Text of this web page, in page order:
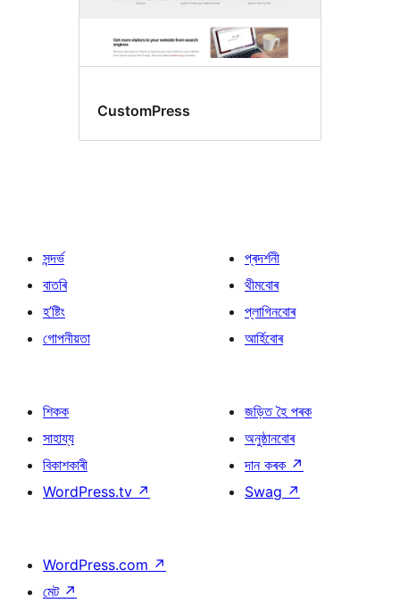
CustomPress
সন্দৰ্ভ
বাতৰি
হ’ষ্টিং
গোপনীয়তা
প্ৰদৰ্শনী
থীমবোৰ
প্লাগিনবোৰ
আৰ্হিবোৰ
শিকক
সাহায্য
বিকাশকাৰী
WordPress.tv ↗
জড়িত হৈ পৰক
অনুষ্ঠানবোৰ
দান কৰক ↗
Swag ↗
WordPress.com ↗
মেট ↗